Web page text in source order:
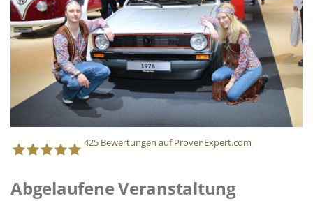
Staff Direct GmbH
425 Bewertungen auf ProvenExpert.com
Abgelaufene Veranstaltung